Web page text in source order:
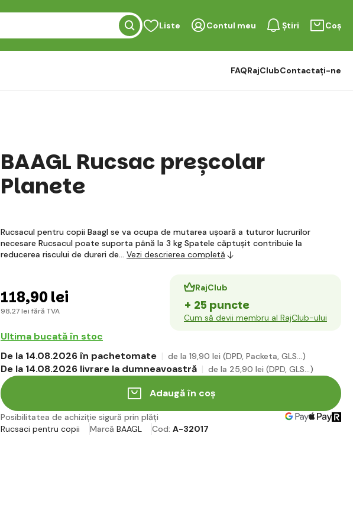
Liste Contul meu Știri Coș
FAQRajClubContactați-ne
BAAGL Rucsac preșcolar
Planete
Rucsacul pentru copii Baagl se va ocupa de mutarea ușoară a tuturor lucrurilor
necesare Rucsacul poate suporta până la 3 kg Spatele căptușit contribuie la
reducerea riscului de dureri de… Vezi descrierea completă
118,90 lei
98,27 lei fără TVA
RajClub
+ 25 puncte
Cum să devii membru al RajClub-ului
Ultima bucată în stoc
De la 14.08.2026 în pachetomate
de la 19,90 lei (DPD, Packeta, GLS...)
De la 14.08.2026 livrare la dumneavoastră de la 25,90 lei (DPD, GLS...)
Adaugă în coș
Posibilitatea de achiziție sigură prin plăți
Rucsaci pentru copii
Marcă BAAGL Cod: A-32017